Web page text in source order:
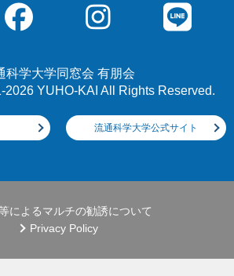
科学大学同窓会 有朋会
2026 YUHO-KAI All Rights Reserved.
流通科学大学公式サイト
によるマルチの勧誘について
Privacy Policy